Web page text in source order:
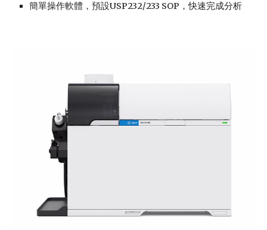
簡單操作軟體，預設USP232/233 SOP，快速完成分析